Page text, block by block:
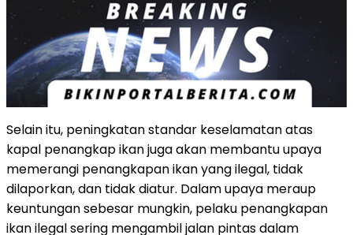
Selain itu, peningkatan standar keselamatan atas
kapal penangkap ikan juga akan membantu upaya
memerangi penangkapan ikan yang ilegal, tidak
dilaporkan, dan tidak diatur. Dalam upaya meraup
keuntungan sebesar mungkin, pelaku penangkapan
ikan ilegal sering mengambil jalan pintas dalam